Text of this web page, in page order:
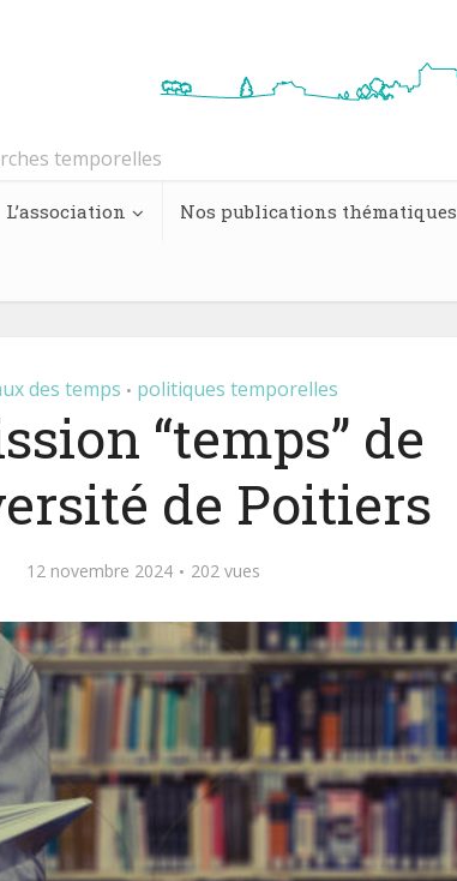
temporelles
L’association Nos publications thématiques
des temps • politiques temporelles
“temps” de
de Poitiers
12 novembre 2024 202 vues